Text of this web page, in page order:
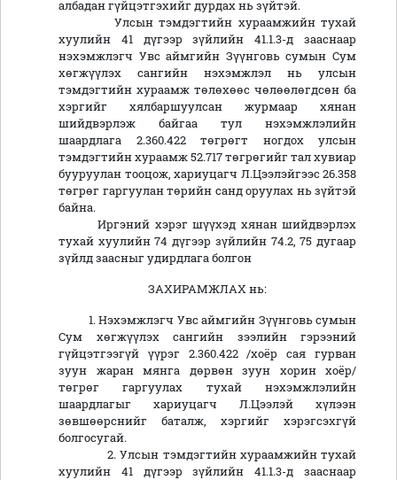
албадан гүйцэтгэхийг дурдах нь зүйтэй.
Улсын тэмдэгтийн хураамжийн тухай
хуулийн 41 дүгээр зүйлийн 41.1.3-д зааснаар
нэхэмжлэгч Увс аймгийн Зүүнговь сумын Сум
хөгжүүлэх сангийн нэхэмжлэл нь улсын
тэмдэгтийн хураамж төлөхөөс чөлөөлөгдсөн ба
хэргийг хялбаршуулсан журмаар хянан
шийдвэрлэж байгаа тул нэхэмжлэлийн
шаардлага 2.360.422 төгрөгт ногдох улсын
тэмдэгтийн хураамж 52.717 төгрөгийг тал хувиар
бууруулан тооцож, хариуцагч Л.Цээлэйгээс 26.358
төгрөг гаргуулан төрийн санд оруулах нь зүйтэй
байна.
Иргэний хэрэг шүүхэд хянан шийдвэрлэх
тухай хуулийн 74 дүгээр зүйлийн 74.2, 75 дугаар
зүйлд заасныг удирдлага болгон
ЗАХИРАМЖЛАХ нь:
1. Нэхэмжлэгч Увс аймгийн Зүүнговь сумын
Сум хөгжүүлэх сангийн зээлийн гэрээний
гүйцэтгээгүй үүрэг 2.360.422 /хоёр сая гурван
зуун жаран мянга дөрвөн зуун хорин хоёр/
төгрөг гаргуулах тухай нэхэмжлэлийн
шаардлагыг хариуцагч Л.Цээлэй хүлээн
зөвшөөрснийг баталж, хэргийг хэрэгсэхгүй
болгосугай.
2. Улсын тэмдэгтийн хураамжийн тухай
хуулийн 41 дүгээр зүйлийн 41.1.3-д зааснаар